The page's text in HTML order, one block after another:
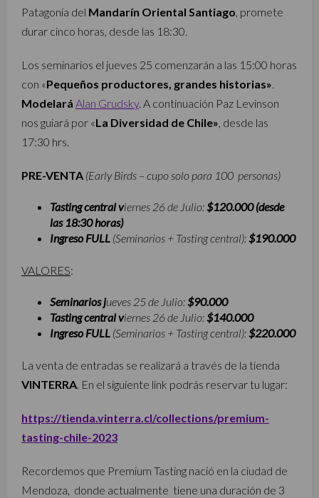
Patagonia del Mandarín Oriental Santiago , promete
durar cinco horas, desde las 18:30.
Los seminarios el jueves 25 comenzarán a las 15:00 horas
con «Pequeños productores, grandes historias»
Modelará Alan Grudsky. A continuación Paz Levinson
nos guiará por «La Diversidad de Chile» , desde las
17:30 hrs.
PRE-VENTA (Early Birds – cupo solo para 100 personas)
Tasting central viernes 26 de Julio: $120.000 (desde
las 18:30 horas)
Ingreso FULL (Seminarios + Tasting central): $190.000
VALORES:
Seminarios jueves 25 de Julio: $90.000
Tasting central viernes 26 de Julio: $140.000
Ingreso FULL (Seminarios + Tasting central): $220.000
La venta de entradas se realizará a través de la tienda
VINTERRA . En el siguiente link podrás reservar tu lugar:
https://tienda.vinterra.cl/collections/premium-
tasting-chile-2023
Recordemos que Premium Tasting nació en la ciudad de
Mendoza, donde actualmente tiene una duración de 3